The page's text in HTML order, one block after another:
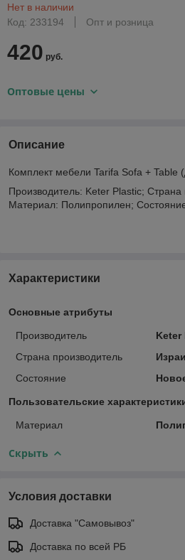
Нет в наличии
Код: 233194
Опт и розница
420 руб.
Оптовые цены
Описание
Комплект мебели Tarifa Sofa + Table
Производитель: Keter Plastic; Страна
Материал: Полипропилен;
Характеристики
Основные атрибуты
Производитель
Keter
Страна производитель
Состояние
Пользовательские
Материал
Скрыть
Условия доставки
Доставка "Самовывоз"
Доставка по всей РБ